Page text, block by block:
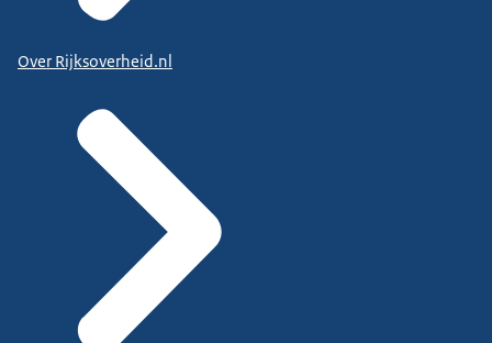
Over Rijksoverheid.nl